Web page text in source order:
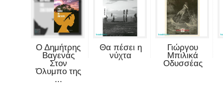
Ο Δημήτρης
Βαγενάς
Στον
Όλυμπο της
...
Θα πέσει η
νύχτα
Γιώργου
Μπιλικά
Οδυσσέας